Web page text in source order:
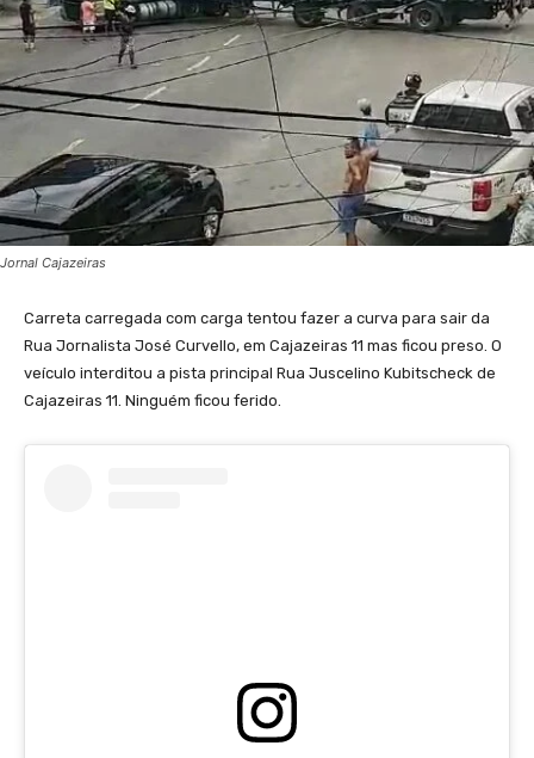
Jornal Cajazeiras
Carreta carregada com carga tentou fazer a curva para sair da
Rua Jornalista José Curvello, em Cajazeiras 11 mas ficou preso. O
veículo interditou a pista principal Rua Juscelino Kubitscheck de
Cajazeiras 11. Ninguém ficou ferido.